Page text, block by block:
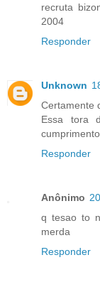
recruta
2004
Responder
Unknown
Certamente
Essa tora
Responder
Anônimo
q tesao to
merda
Responder